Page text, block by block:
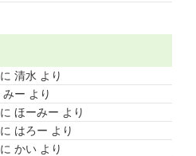
に 清水 より
みー より
に ほーみー より
に はろー より
に かい より